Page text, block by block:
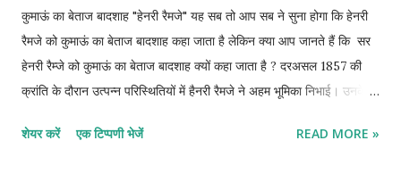
कुमाऊं का बेताज बादशाह "हेनरी रैमजे" यह सब तो आप सब ने सुना होगा कि हेनरी
रैमजे को कुमाऊं का बेताज बादशाह कहा जाता है लेकिन क्या आप जानते हैं कि सर
हेनरी रैम्जे को कुमाऊं का बेताज बादशाह क्यों कहा जाता है ? दरअसल 1857 की
क्रांति के दौरान उत्पन्न परिस्थितियों में हैनरी रैमजे ने अहम भूमिका निभाई। उनके
तक, कुमाऊं एक शांत क्षेत्र बना रहा। 1857 की क्रांति की आग की लपटें बरेली
शेयर करें एक टिप्पणी भेजें READ MORE »